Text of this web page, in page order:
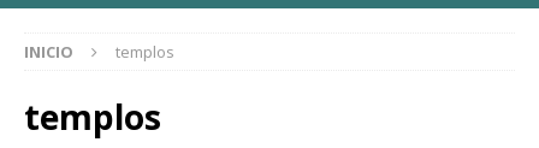
INICIO templos
templos